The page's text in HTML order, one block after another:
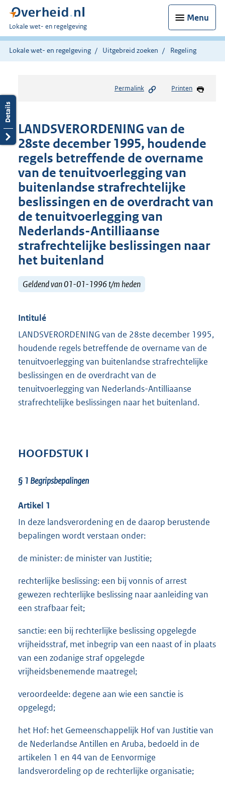
Menu
U
bent
hier:
Lokale wet- en regelgeving
Lokale wet- en regelgeving Uitgebreid zoeken Regeling
Permalink Printen
LANDSVERORDENING van de
28ste december 1995, houdende
regels betreffende de overname
van de tenuitvoerlegging van
buitenlandse strafrechtelijke
beslissingen en de overdracht van
de tenuitvoerlegging van
Nederlands-Antilliaanse
strafrechtelijke beslissingen naar
het buitenland
Geldend van 01-01-1996 t/m heden
Intitulé
LANDSVERORDENING van de 28ste december 1995,
houdende regels betreffende de overname van de
tenuitvoerlegging van buitenlandse strafrechtelijke
beslissingen en de overdracht van de
tenuitvoerlegging van Nederlands-Antilliaanse
strafrechtelijke beslissingen naar het buitenland.
HOOFDSTUK I
§ 1 Begripsbepalingen
Artikel 1
In deze landsverordening en de daarop berustende
bepalingen wordt verstaan onder:
de minister: de minister van Justitie;
rechterlijke beslissing: een bij vonnis of arrest
gewezen rechterlijke beslissing naar aanleiding van
een strafbaar feit;
sanctie: een bij rechterlijke beslissing opgelegde
vrijheidsstraf, met inbegrip van een naast of in plaats
van een zodanige straf opgelegde
vrijheidsbenemende maatregel;
veroordeelde: degene aan wie een sanctie is
opgelegd;
het Hof: het Gemeenschappelijk Hof van Justitie van
de Nederlandse Antillen en Aruba, bedoeld in de
artikelen 1 en 44 van de Eenvormige
landsverordeling op de rechterlijke organisatie;